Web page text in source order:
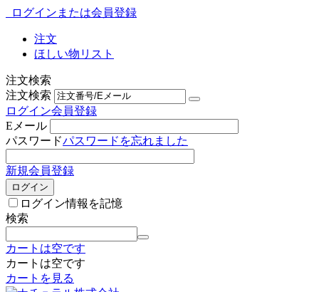
ログインまたは会員登録
注文
ほしい物リスト
注文検索
注文検索
ログイン会員登録
Eメール
パスワードパスワードを忘れました
新規会員登録
ログイン
ログイン情報を記憶
検索
カートは空です
カートは空です
カートを見る